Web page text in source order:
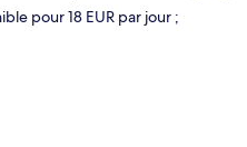
pour 18 EUR par jour ;